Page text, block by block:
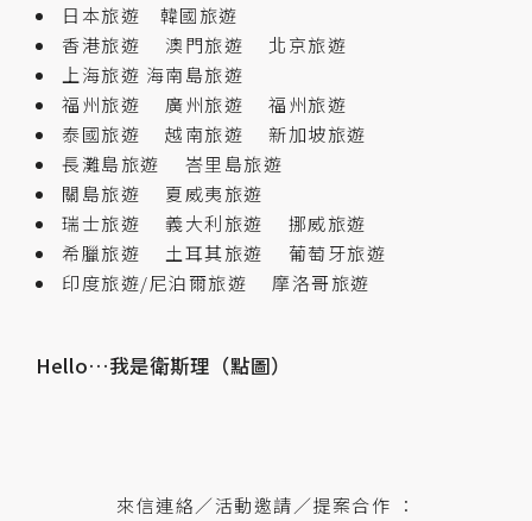
日本旅遊
韓國旅遊
香港旅遊
澳門旅遊
北京旅遊
上海旅遊 海南島旅遊
福州旅遊
廣州旅遊
福州旅遊
泰國旅遊
越南旅遊
新加坡旅遊
長灘島旅遊
峇里島旅遊
關島旅遊
夏威夷旅遊
瑞士旅遊
義大利旅遊
挪威旅遊
希臘旅遊
土耳其旅遊
葡萄牙旅遊
印度旅遊/尼泊爾旅遊
摩洛哥旅遊
Hello…我是衛斯理（點圖）
來信連絡／活動邀請／提案合作 ：